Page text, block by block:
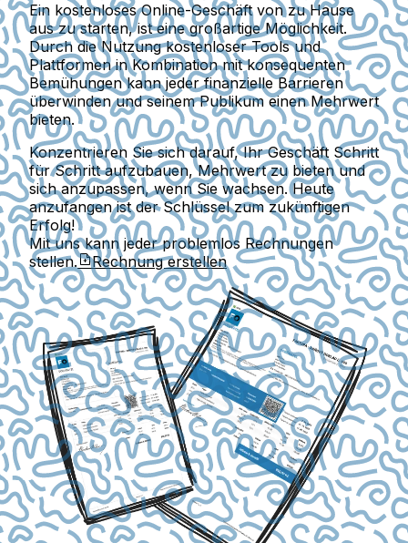
Ein kostenloses Online-Geschäft von zu Hause
aus zu starten, ist eine großartige Möglichkeit.
Durch die Nutzung kostenloser Tools und
Plattformen in Kombination mit konsequenten
Bemühungen kann jeder finanzielle Barrieren
überwinden und seinem Publikum einen Mehrwert
bieten.
Konzentrieren Sie sich darauf, Ihr Geschäft Schritt
für Schritt aufzubauen, Mehrwert zu bieten und
sich anzupassen, wenn Sie wachsen. Heute
anzufangen ist der Schlüssel zum zukünftigen
Erfolg!
Mit uns kann jeder problemlos Rechnungen
stellen.
Rechnung erstellen